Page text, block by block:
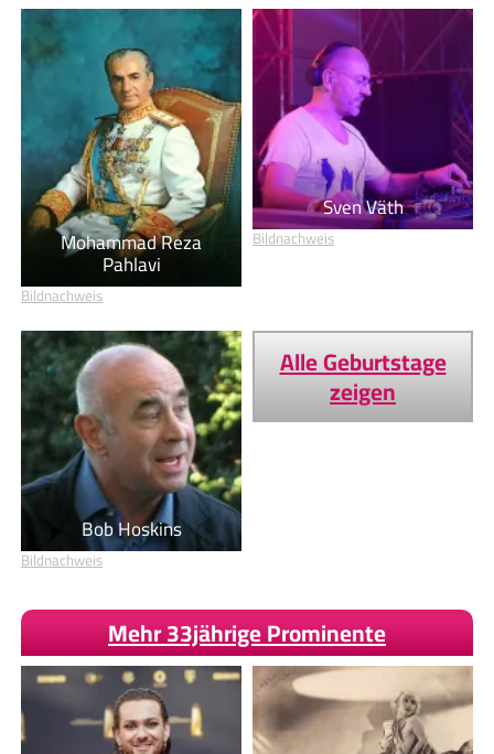
Mohammad Reza
Pahlavi
Bildnachweis
Sven Väth
Bildnachweis
Bob Hoskins
Bildnachweis
Alle Geburtstage
zeigen
Mehr 33jährige Prominente